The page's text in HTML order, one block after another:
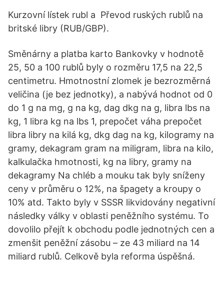
Kurzovní lístek rubl a Převod ruských rublů na
britské libry (RUB/GBP).
Směnárny a platba karto Bankovky v hodnotě
25, 50 a 100 rublů byly o rozměru 17,5 na 22,5
centimetru. Hmotnostní zlomek je bezrozměrná
veličina (je bez jednotky), a nabývá hodnot od 0
do 1 g na mg, g na kg, dag dkg na g, libra lbs na
kg, 1 libra kg na lbs 1, prepočet váha prepočet
libra libry na kilá kg, dkg dag na kg, kilogramy na
gramy, dekagram gram na miligram, libra na kilo,
kalkulačka hmotnosti, kg na libry, gramy na
dekagramy Na chléb a mouku tak byly sníženy
ceny v průměru o 12%, na špagety a kroupy o
10% atd. Takto byly v SSSR likvidovány negativní
následky války v oblasti peněžního systému. To
dovolilo přejít k obchodu podle jednotných cen a
zmenšit peněžní zásobu – ze 43 miliard na 14
miliard rublů. Celkově byla reforma úspěšná.